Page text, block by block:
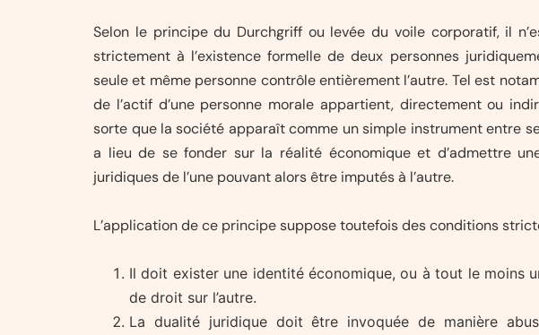
Selon le principe du Durchgriff ou levée du voile corporatif, il
strictement à l’existence formelle de deux personnes
seule et même personne contrôle entièrement l’autre. Tel est
de l’actif d’une personne morale appartient, directement ou
sorte que la société apparaît comme un simple instrument entre
a lieu de se fonder sur la réalité économique et d’admettre
juridiques de l’une pouvant alors être imputés à l’autre.
L’application de ce principe suppose toutefois des conditions
Il doit exister une identité économique, ou à tout le moins
de droit sur l’autre.
La dualité juridique doit être invoquée de manière